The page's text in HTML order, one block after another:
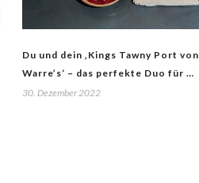
Du und dein ‚Kings Tawny Port von
Warre’s‘ – das perfekte Duo für …
30. Dezember 2022